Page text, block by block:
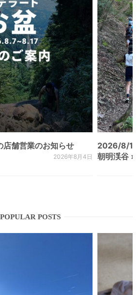
舗営業のお知らせ
2026年8月4日
2026/8/
朝明渓谷 ×
POPULAR POSTS